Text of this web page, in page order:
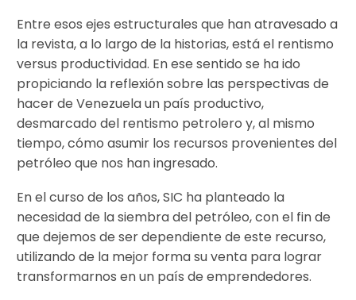
Entre esos ejes estructurales que han atravesado a
la revista, a lo largo de la historias, está el rentismo
versus productividad. En ese sentido se ha ido
propiciando la reflexión sobre las perspectivas de
hacer de Venezuela un país productivo,
desmarcado del rentismo petrolero y, al mismo
tiempo, cómo asumir los recursos provenientes del
petróleo que nos han ingresado.
En el curso de los años, SIC ha planteado la
necesidad de la siembra del petróleo, con el fin de
que dejemos de ser dependiente de este recurso,
utilizando de la mejor forma su venta para lograr
transformarnos en un país de emprendedores.